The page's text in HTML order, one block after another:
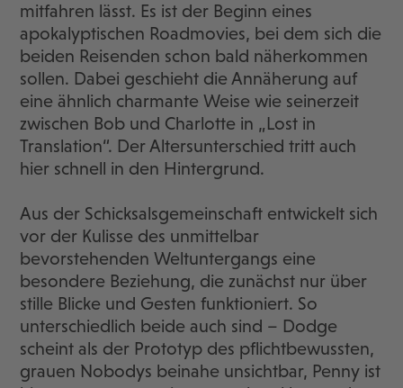
mitfahren lässt. Es ist der Beginn eines
apokalyptischen Roadmovies, bei dem sich die
beiden Reisenden schon bald näherkommen
sollen. Dabei geschieht die Annäherung auf
eine ähnlich charmante Weise wie seinerzeit
zwischen Bob und Charlotte in „Lost in
Translation“. Der Altersunterschied tritt auch
hier schnell in den Hintergrund.
Aus der Schicksalsgemeinschaft entwickelt sich
vor der Kulisse des unmittelbar
bevorstehenden Weltuntergangs eine
besondere Beziehung, die zunächst nur über
stille Blicke und Gesten funktioniert. So
unterschiedlich beide auch sind – Dodge
scheint als der Prototyp des pflichtbewussten,
grauen Nobodys beinahe unsichtbar, Penny ist